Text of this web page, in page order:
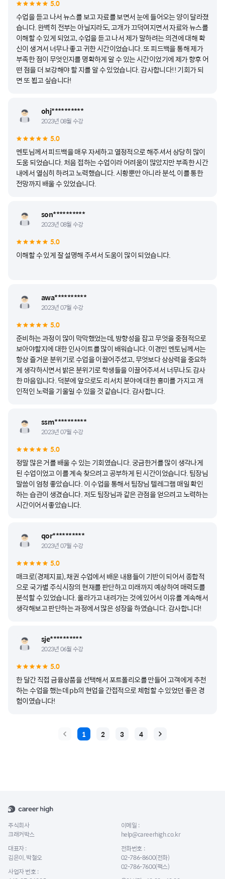
5.0
수업을 듣고 나서 뉴스를 보고 자료를 보면서 눈에 들어오는 양이 달라졌
습니다. 완벽히 전부는 아닐지라도, 고개가 끄덕여지면서 자료와 뉴스를
이해할 수 있게 되었고, 수업을 듣고 나서 제가 말하려는 의견에 대해 확
신이 생겨서 너무나 좋고 귀한 시간이었습니다. 또 피드백을 통해 제가
부족한 점이 무엇인지를 명확하게 알 수 있는 시간이었기에 제가 향후 어
떤 점을 더 보강해야 할 지를 알 수 있었습니다. 감사합니다!! 기회가 되
면 또 뵙고 싶습니다!
ohj**********
2023년 08월 수강
5.0
멘토님께서 피드백을 매우 자세하고 열정적으로 해주셔서 상당히 많이
도움 되었습니다. 처음 접하는 수업이라 어려움이 많았지만 부족한 시간
내에서 열심히 하려고 노력했습니다. 시황뿐만 아니라 분석, 이를 통한
전망까지 배울 수 있었습니다.
son**********
2023년 08월 수강
5.0
이해할 수 있게 잘 설명해 주셔서 도움이 많이 되었습니다.
awa**********
2023년 07월 수강
5.0
준비하는 과정이 많이 막막했었는데, 방향성을 잡고 무엇을 중점적으로
보아야할지에 대한 인사이트를 많이 배워습니다. 이경민 멘토님께서는
항상 즐거운 분위기로 수업을 이끌어주셨고, 무엇보다 상상력을 중요하
게 생각하시면서 밝은 분위기로 학생들을 이끌어주셔서 너무나도 감사
한 마음입니다. 덕분에 앞으로도 리서치 분야에 대한 흥미를 가지고 개
인적인 노력을 기울일 수 있을 것 같습니다. 감사합니다.
ssm**********
2023년 07월 수강
5.0
정말 많은 거를 배울 수 있는 기회였습니다. 궁금한거를 많이 생각나게
된 수업이었고 이를 계속 찾으려고 공부하게 된 시간이었습니다. 팀장님
말씀이 엄청 좋았습니다. 이 수업을 통해서 팀장님 텔레그램 매일 확인
하는 습관이 생겼습니다. 저도 팀장님과 같은 관점을 얻으려고 노력하는
시간이어서 좋았습니다.
qor**********
2023년 07월 수강
5.0
매크로(경제지표), 채권 수업에서 배운 내용들이 기반이 되어서 종합적
으로 국가별 주식시장의 현재를 판단하고 미래까지 예상하여 매력도를
분석할 수 있었습니다. 올라가고 내려가는 것에 있어서 이유를 계속해서
생각해보고 판단하는 과정에서 많은 성장을 하였습니다. 감사합니다!
sje**********
2023년 06월 수강
5.0
한 달간 직접 금융상품을 선택해서 포트폴리오를 만들어 고객에게 추천
하는 수업을 했는데 pb의 현업을 간접적으로 체험할 수 있었던 좋은 경
험이였습니다!
1 2 3 4
주식회사
크래커박스
대표자 :
김은이, 박철오
사업자 번호 :
이메일 :
help@careerhigh.co.kr
전화번호 :
02-786-8600(전화)
02-786-7600(팩스)